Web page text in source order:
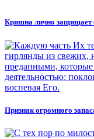
Кришна лично защищает
Признак огромного